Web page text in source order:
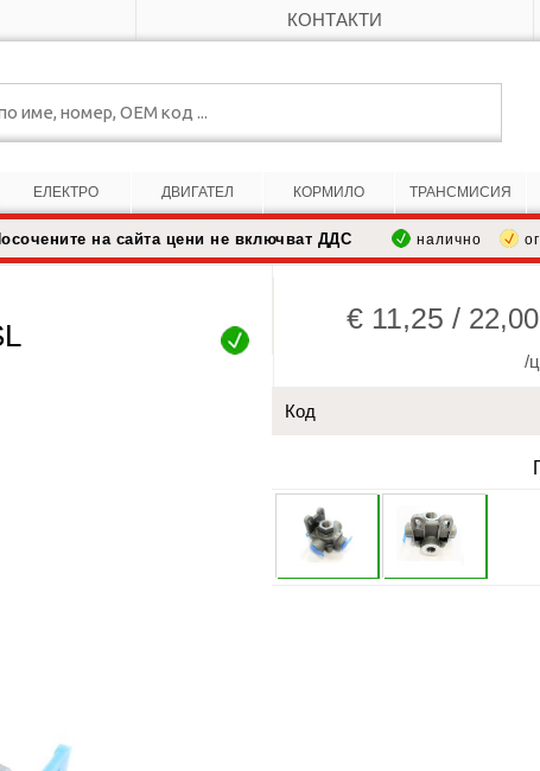
КОНТАКТИ
ЕЛЕКТРО ДВИГАТЕЛ КОРМИЛО ТРАНСМИСИЯ
налично
на сайта цени не включват ДДС
€ 11,25 /
/
Код